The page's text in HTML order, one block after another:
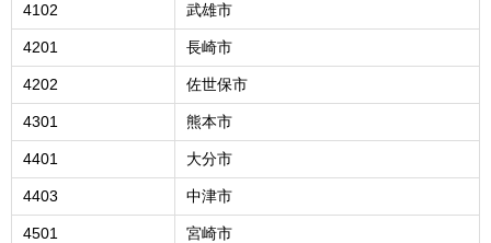
4102 武雄市
4201 長崎市
4202 佐世保市
4301 熊本市
4401 大分市
4403 中津市
4501 宮崎市